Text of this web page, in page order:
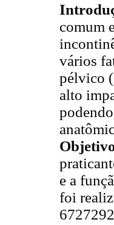
comum
vários
pélvico
alto
e a
foi